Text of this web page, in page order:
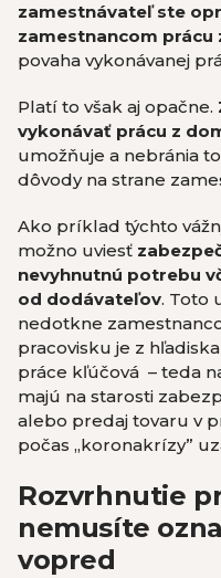
zamestnávateľ ste
zamestnancom prácu
povaha vykonávanej
Platí to však aj opačne.
vykonávať prácu z
umožňuje a nebránia
dôvody na strane
Ako príklad týchto
možno uviesť
nevyhnutnú potrebu
od dodávateľov. Toto
nedotkne
pracovisku je z
práce kľúčová – teda
majú na starosti
alebo predaj tovaru v
počas „koronakrízy”
Rozvrhnutie
nemusíte
vopred